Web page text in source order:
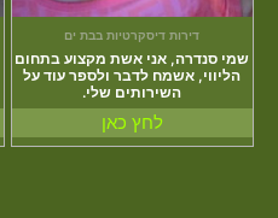
דירות דיסקרטיות בבת ים
שמי סנדרה, אני אשת מקצוע בתחום
הליווי, אשמח לדבר ולספר עוד על
השירותים שלי.
לחץ כאן